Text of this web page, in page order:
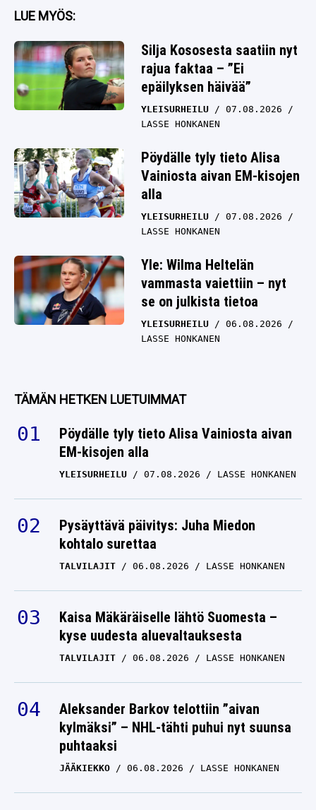
LUE MYÖS:
Silja Kososesta saatiin nyt
rajua faktaa – ”Ei
epäilyksen häivää”
YLEISURHEILU
07.08.2026
LASSE HONKANEN
Pöydälle tyly tieto Alisa
Vainiosta aivan EM-kisojen
alla
YLEISURHEILU
07.08.2026
LASSE HONKANEN
Yle: Wilma Heltelän
vammasta vaiettiin – nyt
se on julkista tietoa
YLEISURHEILU
06.08.2026
LASSE HONKANEN
TÄMÄN HETKEN LUETUIMMAT
Pöydälle tyly tieto Alisa Vainiosta aivan
EM-kisojen alla
YLEISURHEILU 07.08.2026 LASSE HONKANEN
Pysäyttävä päivitys: Juha Miedon
kohtalo surettaa
TALVILAJIT 06.08.2026 LASSE HONKANEN
Kaisa Mäkäräiselle lähtö Suomesta –
kyse uudesta aluevaltauksesta
TALVILAJIT 06.08.2026 LASSE HONKANEN
Aleksander Barkov telottiin ”aivan
kylmäksi” – NHL-tähti puhui nyt suunsa
puhtaaksi
JÄÄKIEKKO 06.08.2026 LASSE HONKANEN